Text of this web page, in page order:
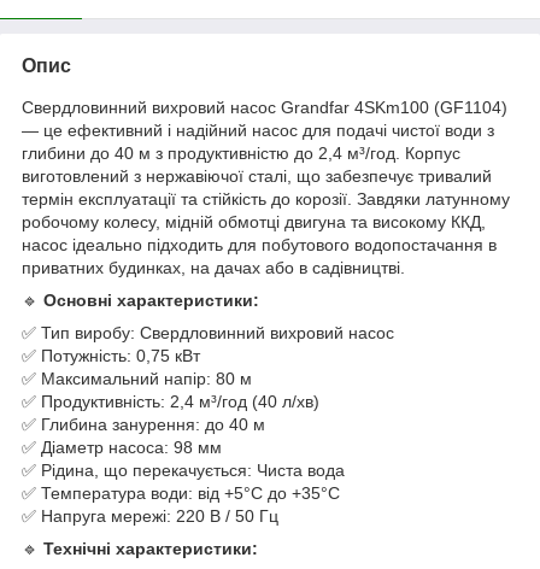
Опис
Свердловинний вихровий насос Grandfar 4SKm100 (GF1104)
— це ефективний і надійний насос для подачі чистої води з
глибини до 40 м з продуктивністю до 2,4 м³/год. Корпус
виготовлений з нержавіючої сталі, що забезпечує тривалий
термін експлуатації та стійкість до корозії. Завдяки латунному
робочому колесу, мідній обмотці двигуна та високому ККД,
насос ідеально підходить для побутового водопостачання в
приватних будинках, на дачах або в садівництві.
🔹 Основні характеристики:
✅ Тип виробу: Свердловинний вихровий насос
✅ Потужність: 0,75 кВт
✅ Максимальний напір: 80 м
✅ Продуктивність: 2,4 м³/год (40 л/хв)
✅ Глибина занурення: до 40 м
✅ Діаметр насоса: 98 мм
✅ Рідина, що перекачується: Чиста вода
✅ Температура води: від +5°C до +35°C
✅ Напруга мережі: 220 В / 50 Гц
🔹 Технічні характеристики: